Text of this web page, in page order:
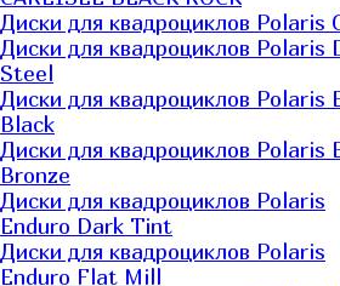
Диски для квадроциклов Polaris
Диски для квадроциклов Polaris
Steel
Диски для квадроциклов Polaris
Black
Диски для квадроциклов Polaris
Bronze
Диски для квадроциклов Polaris
Enduro Dark Tint
Диски для квадроциклов Polaris
Enduro Flat Mill